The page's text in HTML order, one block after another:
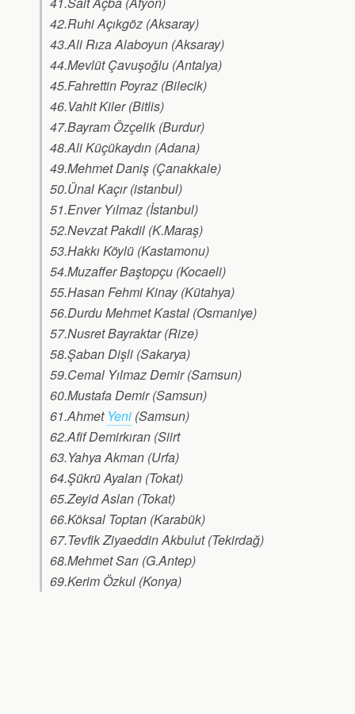
42.Ruhi Açıkgöz (Aksaray)
43.Ali Rıza Alaboyun (Aksaray)
44.Mevlüt Çavuşoğlu (Antalya)
45.Fahrettin Poyraz (Bilecik)
46.Vahit Kiler (Bitlis)
47.Bayram Özçelik (Burdur)
48.Ali Küçükaydın (Adana)
49.Mehmet Daniş (Çanakkale)
50.Ünal Kaçır (istanbul)
51.Enver Yılmaz (İstanbul)
52.Nevzat Pakdil (K.Maraş)
53.Hakkı Köylü (Kastamonu)
54.Muzaffer Baştopçu (Kocaeli)
55.Hasan Fehmi Kinay (Kütahya)
56.Durdu Mehmet Kastal (Osmaniye)
57.Nusret Bayraktar (Rize)
58.Şaban Dişli (Sakarya)
59.Cemal Yılmaz Demir (Samsun)
60.Mustafa Demir (Samsun)
61.Ahmet Yeni (Samsun)
62.Afif Demirkıran (Siirt
63.Yahya Akman (Urfa)
64.Şükrü Ayalan (Tokat)
65.Zeyid Aslan (Tokat)
66.Köksal Toptan (Karabük)
67.Tevfik Ziyaeddin Akbulut (Tekirdağ)
68.Mehmet Sarı (G.Antep)
69.Kerim Özkul (Konya)